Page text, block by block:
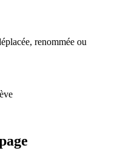
renommée ou